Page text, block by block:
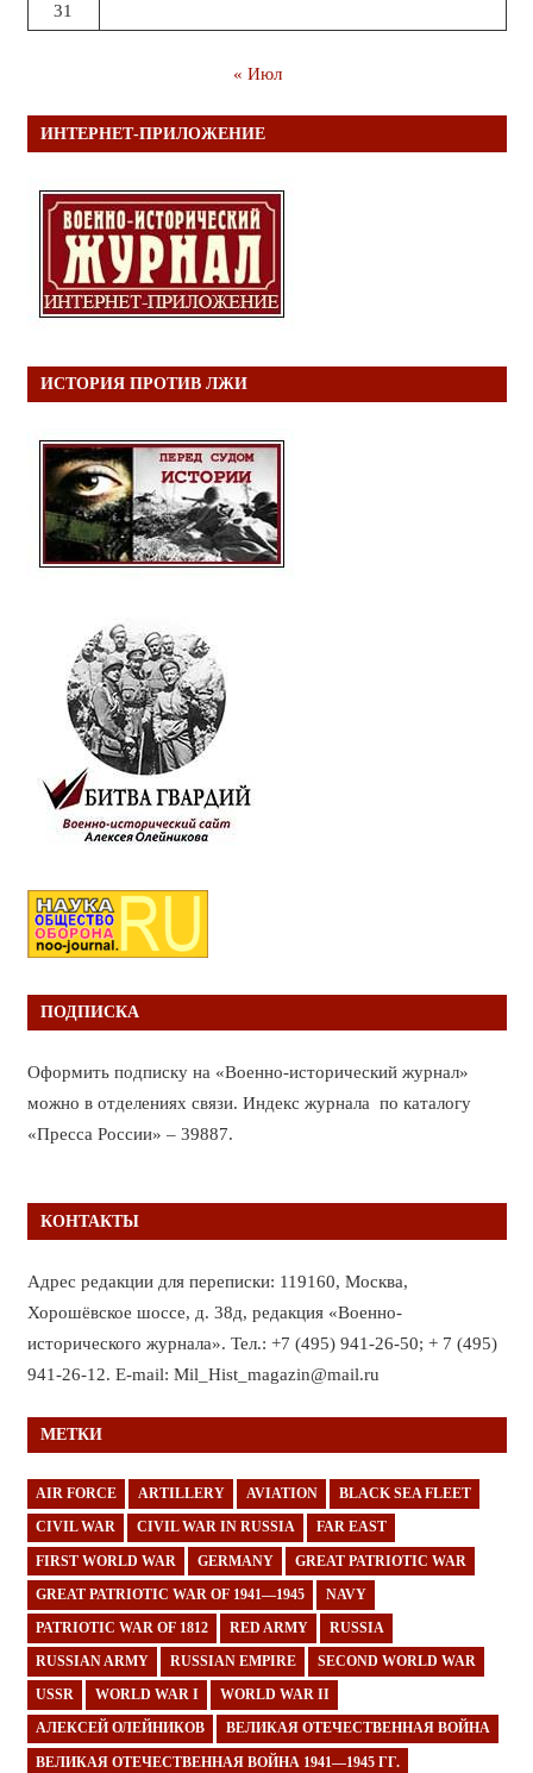
31
« Июл
ИНТЕРНЕТ-ПРИЛОЖЕНИЕ
ИСТОРИЯ ПРОТИВ ЛЖИ
ПОДПИСКА
Оформить подписку на «Военно-исторический журнал»
можно в отделениях связи. Индекс журнала по каталогу
«Пресса России» – 39887.
КОНТАКТЫ
Адрес редакции для переписки: 119160, Москва,
Хорошёвское шоссе, д. 38д, редакция «Военно-
исторического журнала». Тел.: +7 (495) 941-26-50; + 7 (495)
941-26-12. E-mail: Mil_Hist_magazin@mail.ru
МЕТКИ
AIR FORCE ARTILLERY AVIATION BLACK SEA FLEET
CIVIL WAR CIVIL WAR IN RUSSIA FAR EAST
FIRST WORLD WAR GERMANY GREAT PATRIOTIC WAR
GREAT PATRIOTIC WAR OF 1941—1945 NAVY
PATRIOTIC WAR OF 1812 RED ARMY RUSSIA
RUSSIAN ARMY RUSSIAN EMPIRE SECOND WORLD WAR
USSR WORLD WAR I WORLD WAR II
АЛЕКСЕЙ ОЛЕЙНИКОВ ВЕЛИКАЯ ОТЕЧЕСТВЕННАЯ ВОЙНА
ВЕЛИКАЯ ОТЕЧЕСТВЕННАЯ ВОЙНА 1941—1945 ГГ.